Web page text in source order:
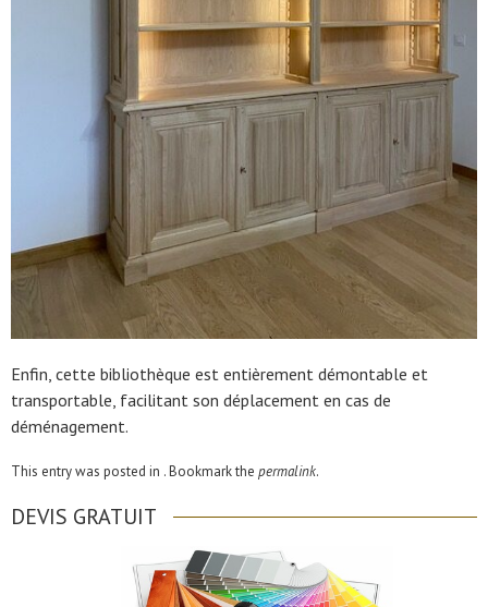
Enfin, cette bibliothèque est entièrement démontable et
transportable, facilitant son déplacement en cas de
déménagement.
This entry was posted in . Bookmark the permalink.
DEVIS GRATUIT